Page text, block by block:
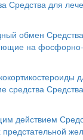
Средства для
обмен
на
средства
действием